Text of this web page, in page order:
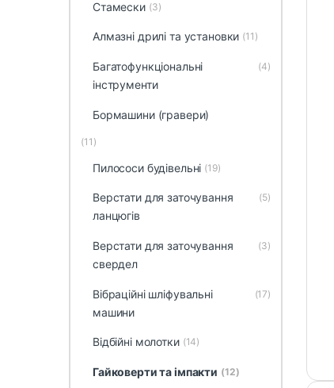
Стамески (3)
Алмазні дрилі та установки (11)
Багатофункціональні
інструменти
(4)
Бормашини (гравери)
(11)
Пилососи будівельні (19)
Верстати для заточування
ланцюгів
(5)
Верстати для заточування
свердел
(3)
Вібраційні шліфувальні
машини
(17)
Відбійні молотки (14)
Гайковерти та імпакти (12)